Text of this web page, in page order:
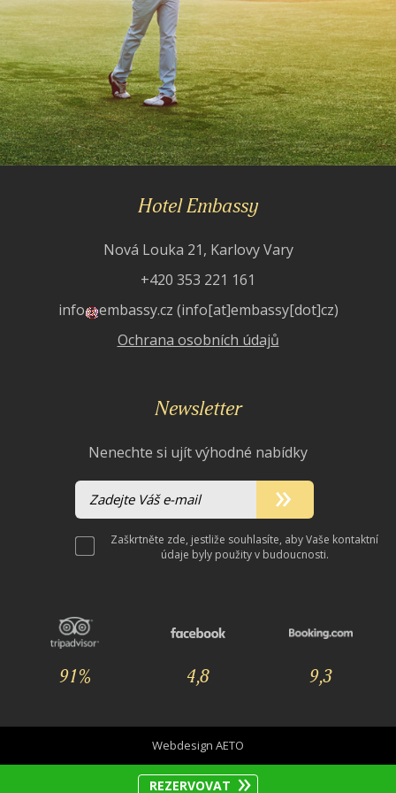
Hotel Embassy
Nová Louka 21, Karlovy Vary
+420 353 221 161
info
embassy.cz (info[at]embassy[dot]cz)
Ochrana osobních údajů
Newsletter
Nenechte si ujít výhodné nabídky
Zadejte Váš e-mail
Zaškrtněte zde, jestliže souhlasíte, aby Vaše kontaktní
údaje byly použity v budoucnosti.
91% 4,8 9,3
Webdesign AETO